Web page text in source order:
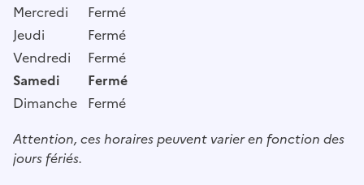
Mercredi
Fermé
Jeudi
Fermé
Vendredi
Fermé
Samedi
Fermé
Dimanche Fermé
Attention, ces horaires peuvent varier en fonction des
jours fériés.